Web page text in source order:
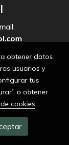
obtener datos
usuarios y
tus
o obtener
cookies.